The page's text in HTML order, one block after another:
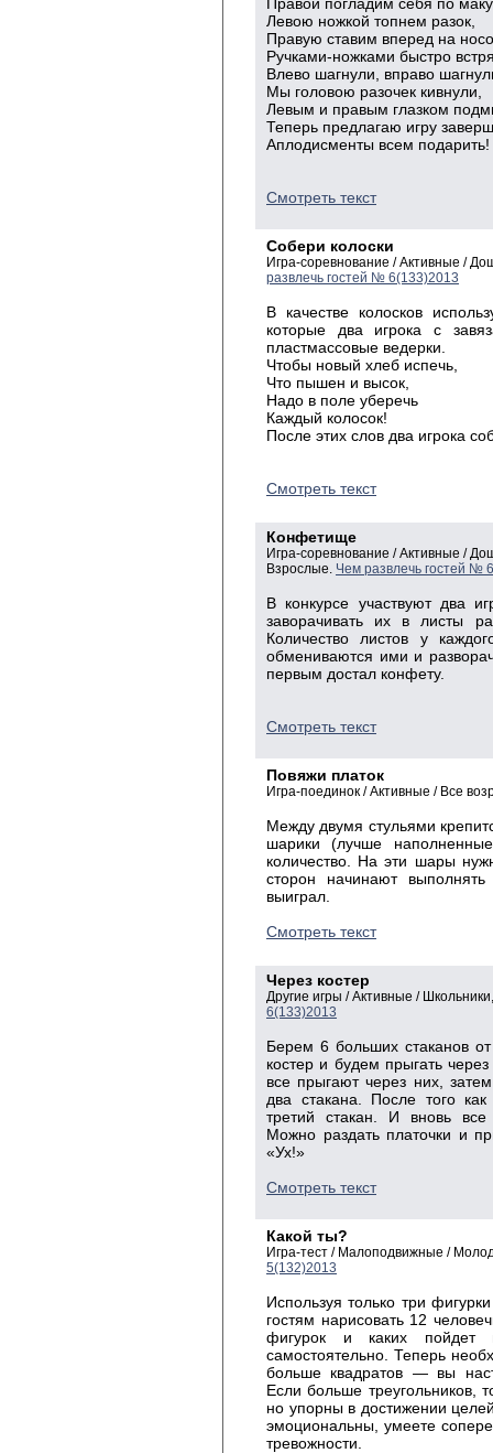
Левою ножкой топнем разок,
Правую ставим вперед на
Ручками-ножками быстро
Влево шагнули, вправо
Мы головою разочек кивнули,
Левым и правым глазком
Теперь предлагаю игру
Аплодисменты всем подарить!
Смотреть текст
Собери колоски
Игра-соревнование / Активные /
развлечь гостей № 6(133)2013
В качестве колосков
которые два игрока с
пластмассовые ведерки.
Чтобы новый хлеб испечь,
Что пышен и высок,
Надо в поле уберечь
Каждый колосок!
После этих слов два игрока
Смотреть текст
Конфетище
Игра-соревнование / Активные /
Взрослые. Чем развлечь гостей №
В конкурсе участвуют два
заворачивать их в листы
Количество листов у
обмениваются ими и
первым достал конфету.
Смотреть текст
Повяжи платок
Игра-поединок / Активные / Все
Между двумя стульями
шарики (лучше
количество. На эти шары
сторон начинают
выиграл.
Смотреть текст
Через костер
Другие игры / Активные /
6(133)2013
Берем 6 больших стаканов
костер и будем прыгать
все прыгают через них,
два стакана. После того
третий стакан. И вновь
Можно раздать платочки и
«Ух!»
Смотреть текст
Какой ты?
Игра-тест / Малоподвижные /
5(132)2013
Используя только три
гостям нарисовать 12
фигурок и каких пойдет
самостоятельно. Теперь
больше квадратов — вы
Если больше треугольников,
но упорны в достижении
эмоциональны, умеете
тревожности.